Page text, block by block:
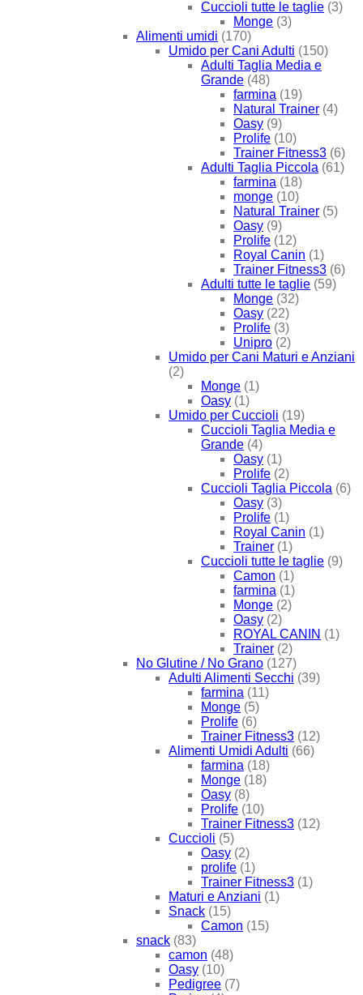
Cuccioli tutte le taglie (3)
Monge (3)
Alimenti umidi (170)
Umido per Cani Adulti (150)
Adulti Taglia Media e
Grande (48)
farmina (19)
Natural Trainer (4)
Oasy (9)
Prolife (10)
Trainer Fitness3 (6)
Adulti Taglia Piccola (61)
farmina (18)
monge (10)
Natural Trainer (5)
Oasy (9)
Prolife (12)
Royal Canin (1)
Trainer Fitness3 (6)
Adulti tutte le taglie (59)
Monge (32)
Oasy (22)
Prolife (3)
Unipro (2)
Umido per Cani Maturi e Anziani
(2)
Monge (1)
Oasy (1)
Umido per Cuccioli (19)
Cuccioli Taglia Media e
Grande (4)
Oasy (1)
Prolife (2)
Cuccioli Taglia Piccola (6)
Oasy (3)
Prolife (1)
Royal Canin (1)
Trainer (1)
Cuccioli tutte le taglie (9)
Camon (1)
farmina (1)
Monge (2)
Oasy (2)
ROYAL CANIN (1)
Trainer (2)
No Glutine / No Grano (127)
Adulti Alimenti Secchi (39)
farmina (11)
Monge (5)
Prolife (6)
Trainer Fitness3 (12)
Alimenti Umidi Adulti (66)
farmina (18)
Monge (18)
Oasy (8)
Prolife (10)
Trainer Fitness3 (12)
Cuccioli (5)
Oasy (2)
prolife (1)
Trainer Fitness3 (1)
Maturi e Anziani (1)
Snack (15)
Camon (15)
snack (83)
camon (48)
Oasy (10)
Pedigree (7)